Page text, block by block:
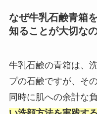
なぜ牛乳石鹸青箱
知ることが大切な
牛乳石鹸の青箱は、
プの石鹸ですが、そ
同時に肌への余計な